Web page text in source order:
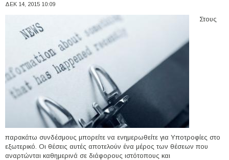
ΔΕΚ 14, 2015 10:09
Στους
παρακάτω συνδέσμους μπορείτε να ενημερωθείτε για Υποτροφίες στο
εξωτερικό. Οι θέσεις αυτές αποτελούν ένα μέρος των θέσεων που
αναρτώνται καθημερινά σε διάφορους ιστότοπους και